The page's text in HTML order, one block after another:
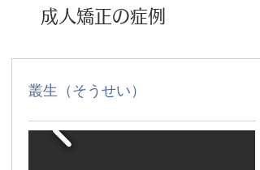
成人矯正の症例
叢生（そうせい）